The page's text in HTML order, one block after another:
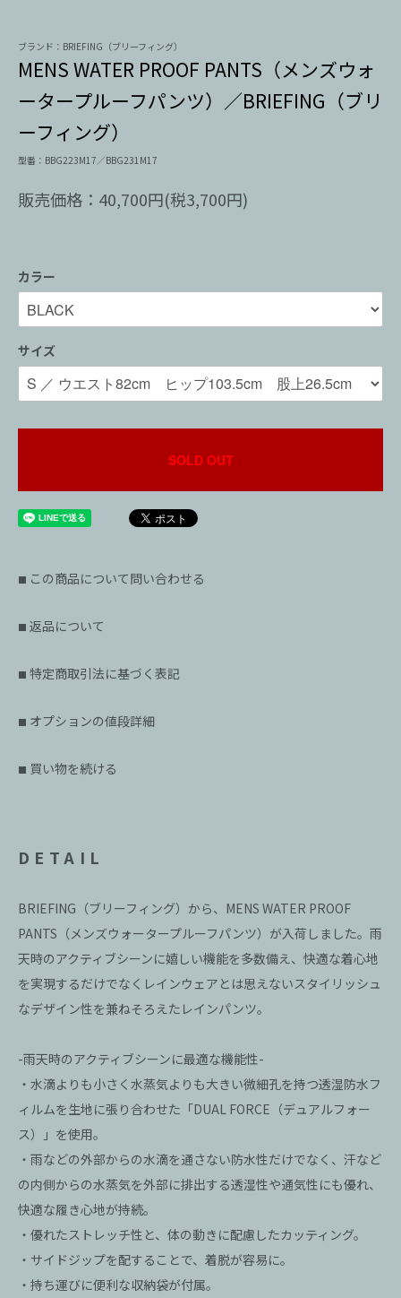
ブランド：BRIEFING（ブリーフィング）
MENS WATER PROOF PANTS（メンズウォ
ータープルーフパンツ）／BRIEFING（ブリ
ーフィング）
型番：BBG223M17／BBG231M17
販売価格：40,700円(税3,700円)
カラー
サイズ
SOLD OUT
■ この商品について問い合わせる
■ 返品について
■ 特定商取引法に基づく表記
■ オプションの値段詳細
■ 買い物を続ける
DETAIL
BRIEFING（ブリーフィング）から、MENS WATER PROOF
PANTS（メンズウォータープルーフパンツ）が入荷しました。雨
天時のアクティブシーンに嬉しい機能を多数備え、快適な着心地
を実現するだけでなくレインウェアとは思えないスタイリッシュ
なデザイン性を兼ねそろえたレインパンツ。
-雨天時のアクティブシーンに最適な機能性-
・水滴よりも小さく水蒸気よりも大きい微細孔を持つ透湿防水フ
ィルムを生地に張り合わせた「DUAL FORCE（デュアルフォー
ス）」を使用。
・雨などの外部からの水滴を通さない防水性だけでなく、汗など
の内側からの水蒸気を外部に排出する透湿性や通気性にも優れ、
快適な履き心地が持続。
・優れたストレッチ性と、体の動きに配慮したカッティング。
・サイドジップを配することで、着脱が容易に。
・持ち運びに便利な収納袋が付属。